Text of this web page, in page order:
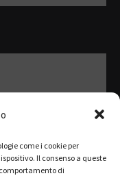
come i cookie per
Il consenso a queste
di